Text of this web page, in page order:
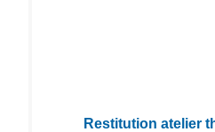
Restitution atelier